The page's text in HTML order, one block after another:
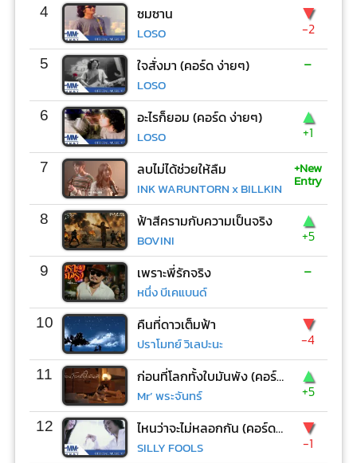
4 ซมซาน
LOSO
▼
-2
5 ใจสั่งมา (คอร์ด ง่ายๆ)
LOSO
-
6 อะไรก็ยอม (คอร์ด ง่ายๆ)
LOSO
▲
+1
7 ลบไม่ได้ช่วยให้ลืม
INK WARUNTORN x BILLKIN
+New
Entry
8 ฟ้าสีครามกับความเป็นจริง
BOVINI
▲
+5
9 เพราะพี่รักจริง
หนึ่ง บีเคแบนด์
-
10 คืนที่ดาวเต็มฟ้า
ปราโมทย์ วิเลปะนะ
▼
-4
11 ก่อนที่โลกทั้งใบมันพัง (คอร์ด ง่ายๆ)
Mr’ พระจันทร์
▲
+5
12 ไหนว่าจะไม่หลอกกัน (คอร์ด ง่ายๆ)
SILLY FOOLS
▼
-1